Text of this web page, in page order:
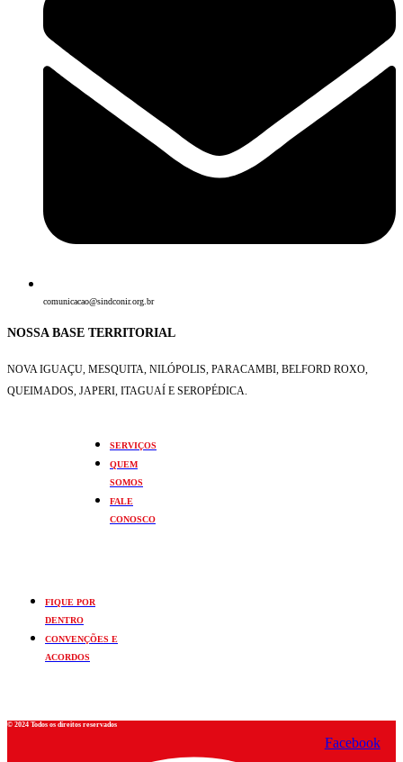
comunicacao@sindconir.org.br
NOSSA BASE TERRITORIAL
NOVA IGUAÇU, MESQUITA, NILÓPOLIS, PARACAMBI, BELFORD ROXO,
QUEIMADOS, JAPERI, ITAGUAÍ E SEROPÉDICA.
SERVIÇOS
QUEM
SOMOS
FALE
CONOSCO
FIQUE POR
DENTRO
CONVENÇÕES E
ACORDOS
© 2024 Todos os direitos reservados
Facebook